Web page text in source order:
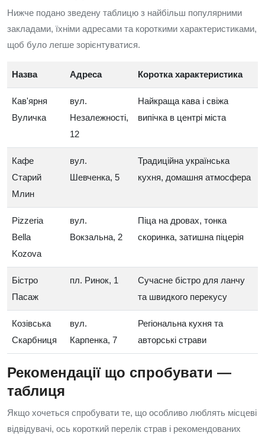
Нижче подано зведену таблицю з найбільш популярними
закладами, їхніми адресами та короткими характеристиками,
щоб було легше зорієнтуватися.
Назва Адреса Коротка характеристика
Кав'ярня
Вуличка
вул.
Незалежності,
12
Найкраща кава і свіжа
випічка в центрі міста
Кафе
Старий
Млин
вул.
Шевченка, 5
Традиційна українська
кухня, домашня атмосфера
Pizzeria
Bella
Kozova
вул.
Вокзальна, 2
Піца на дровах, тонка
скоринка, затишна піцерія
Бістро
Пасаж
пл. Ринок, 1
Сучасне бістро для ланчу
та швидкого перекусу
Козівська
Скарбниця
вул.
Карпенка, 7
Регіональна кухня та
авторські страви
Рекомендації що спробувати —
таблиця
Якщо хочеться спробувати те, що особливо люблять місцеві
відвідувачі, ось короткий перелік страв і рекомендованих